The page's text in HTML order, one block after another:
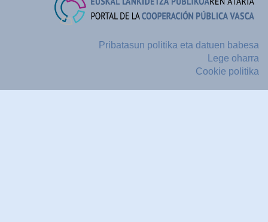
Pribatasun politika eta datuen babesa
Lege oharra
Cookie politika